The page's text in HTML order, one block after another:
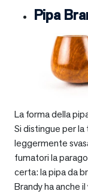
Pipa
La forma della
Si distingue per
leggermente
fumatori la
certa: la pipa da
Brandy ha anche